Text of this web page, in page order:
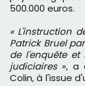
500.000 euros.
« L'instruction
Patrick Bruel
de l'enquête
judiciaires», a
Colin, à l'issue